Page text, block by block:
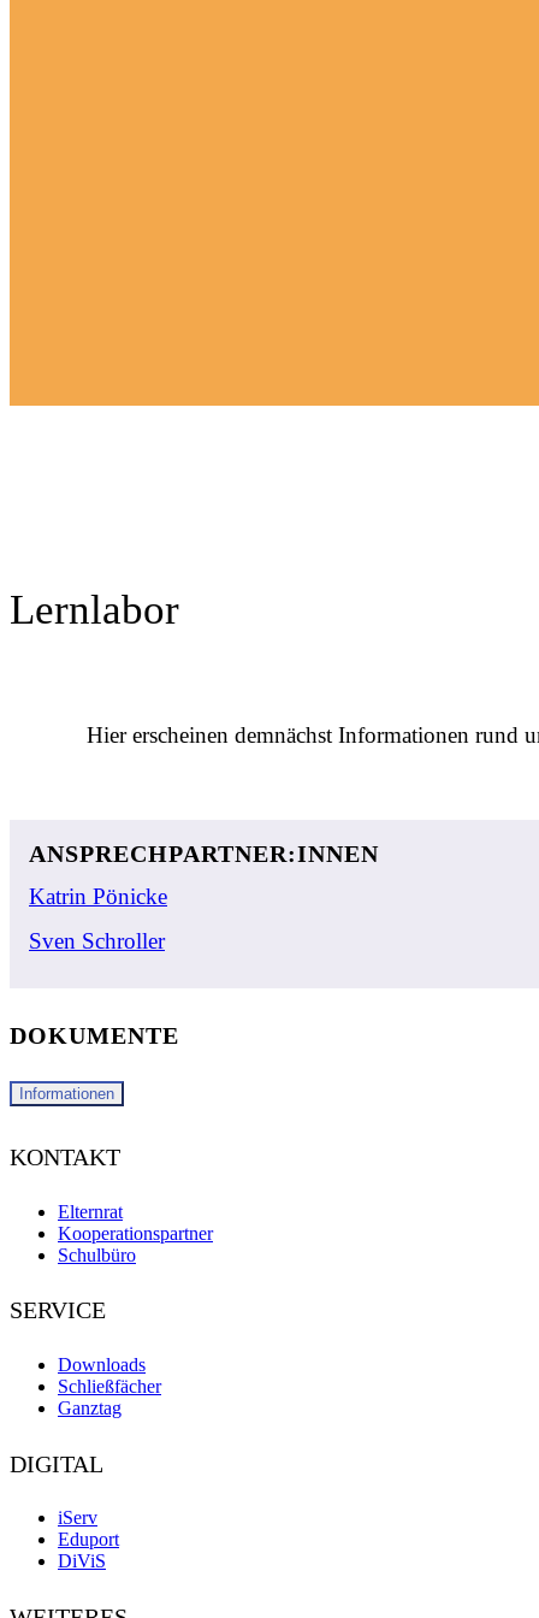
Lernlabor
Hier erscheinen demnächst Informationen rund
ANSPRECHPARTNER:INNEN
Katrin Pönicke
Sven Schroller
DOKUMENTE
Informationen
KONTAKT
Elternrat
Kooperationspartner
Schulbüro
SERVICE
Downloads
Schließfächer
Ganztag
DIGITAL
iServ
Eduport
DiViS